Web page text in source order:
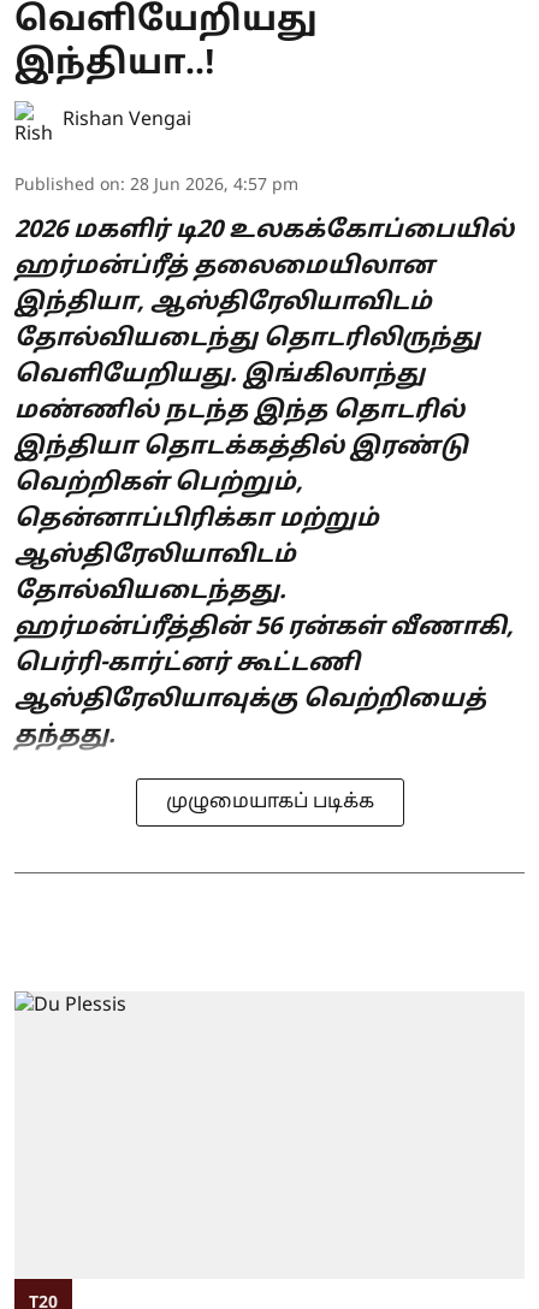
வெளியேறியது
இந்தியா..!
Rishan Vengai
Published on: 28 Jun 2026, 4:57 pm
2026 மகளிர் டி20 உலகக்கோப்பையில்
ஹர்மன்ப்ரீத் தலைமையிலான
இந்தியா, ஆஸ்திரேலியாவிடம்
தோல்வியடைந்து தொடரிலிருந்து
வெளியேறியது. இங்கிலாந்து
மண்ணில் நடந்த இந்த தொடரில்
இந்தியா தொடக்கத்தில் இரண்டு
வெற்றிகள் பெற்றும்,
தென்னாப்பிரிக்கா மற்றும்
ஆஸ்திரேலியாவிடம்
தோல்வியடைந்தது.
ஹர்மன்ப்ரீத்தின் 56 ரன்கள் வீணாகி,
பெர்ரி-கார்ட்னர் கூட்டணி
ஆஸ்திரேலியாவுக்கு வெற்றியைத்
தந்தது.
முழுமையாகப் படிக்க
T20